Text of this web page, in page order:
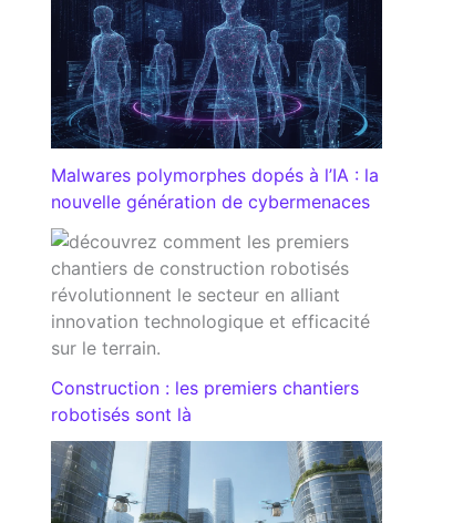
Malwares polymorphes dopés à l’IA : la
nouvelle génération de cybermenaces
Construction : les premiers chantiers
robotisés sont là